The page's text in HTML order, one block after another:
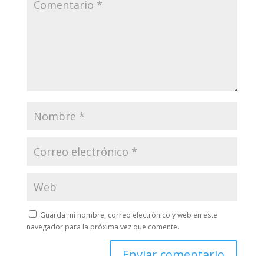
Guarda mi nombre, correo electrónico y web en este
navegador para la próxima vez que comente.